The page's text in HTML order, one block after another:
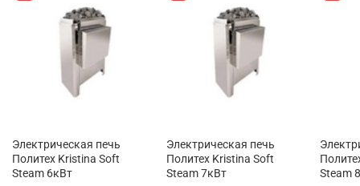
Электрическая печь
Политех Kristina Soft
Steam 6кВт
Электрическая печь
Политех Kristina Soft
Steam 7кВт
Steam